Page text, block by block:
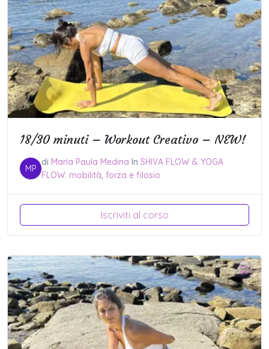
18/30 minuti – Workout Creativo – NEW!
MP
di María Paula Medina In SHIVA FLOW & YOGA
FLOW: mobilità, forza e filosio
Iscriviti al corso